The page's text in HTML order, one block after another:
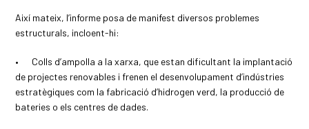
Així mateix, l’informe posa de manifest diversos problemes
estructurals, incloent-hi:
•
Colls d’ampolla a la xarxa, que estan dificultant la implantació
de projectes renovables i frenen el desenvolupament d’indústries
estratègiques com la fabricació d’hidrogen verd, la producció de
bateries o els centres de dades.